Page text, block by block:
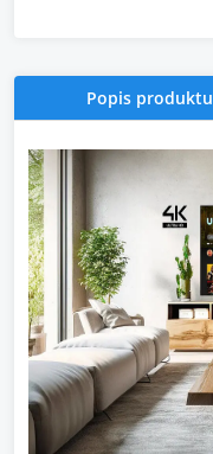
Popis produktu